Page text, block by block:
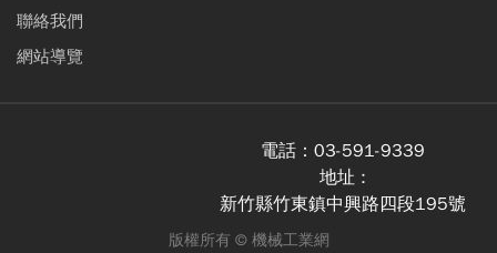
聯絡我們
網站導覽
電話： 03-591-9339
地址 :
新竹縣竹東鎮中興路四段195號
版權所有 © 機械工業網